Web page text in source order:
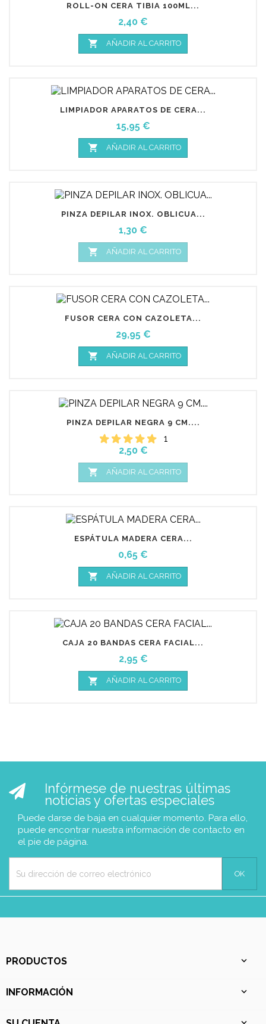
ROLL-ON CERA TIBIA 100ML...
Precio
2,40 €
 AÑADIR AL CARRITO
LIMPIADOR APARATOS DE CERA...
Precio
15,95 €
 AÑADIR AL CARRITO
PINZA DEPILAR INOX. OBLICUA...
Precio
1,30 €
 AÑADIR AL CARRITO
FUSOR CERA CON CAZOLETA...
Precio
29,95 €
 AÑADIR AL CARRITO
PINZA DEPILAR NEGRA 9 CM....
1
Precio
2,50 €
 AÑADIR AL CARRITO
ESPÁTULA MADERA CERA...
Precio
0,65 €
 AÑADIR AL CARRITO
CAJA 20 BANDAS CERA FACIAL...
Precio
2,95 €
 AÑADIR AL CARRITO
Infórmese de nuestras últimas
noticias y ofertas especiales
Puede darse de baja en cualquier momento. Para ello,
puede encontrar nuestra información de contacto en
el pie de página.
PRODUCTOS 
INFORMACIÓN 